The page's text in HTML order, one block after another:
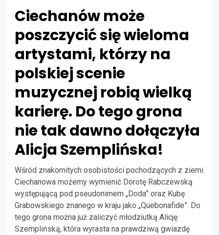
Ciechanów może
poszczycić się wieloma
artystami, którzy na
polskiej scenie
muzycznej robią wielką
karierę. Do tego grona
nie tak dawno dołączyła
Alicja Szemplińska!
Wśród znakomitych osobistości pochodzących z ziemi
Ciechanowa możemy wymienić Dorotę Rabczewską
występującą pod pseudonimem „Doda” oraz Kubę
Grabowskiego znanego w kraju jako „Quebonafide”. Do
tego grona można już zaliczyć młodziutką Alicję
Szemplińską, która wyrasta na prawdziwą gwiazdę